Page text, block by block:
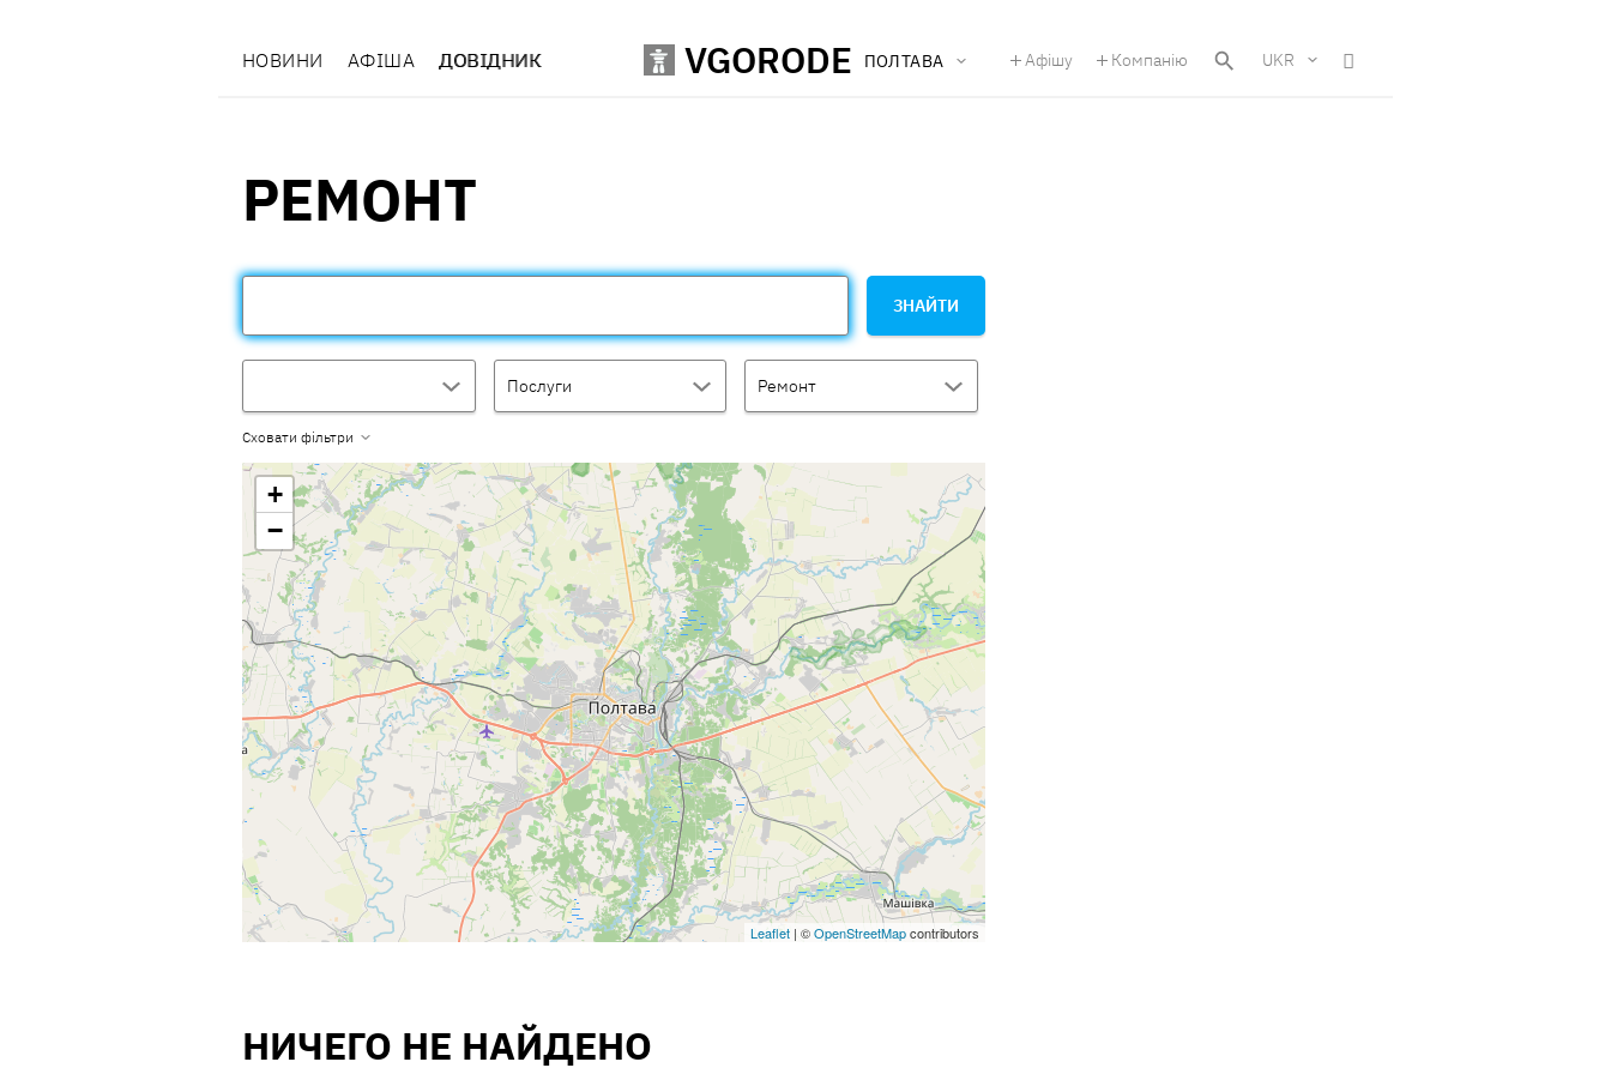
НОВИНИ АФІША ДОВІДНИК VGORODE ПОЛТАВА Афішу Компанію UKR
РЕМОНТ
ЗНАЙТИ
Послуги Ремонт
Сховати фільтри
+
−
Leaflet | ©OpenStreetMapcontributors
НИЧЕГО НЕ НАЙДЕНО